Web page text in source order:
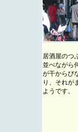
居酒屋のつ
並べながら
が干からび
り、それが
ようです。